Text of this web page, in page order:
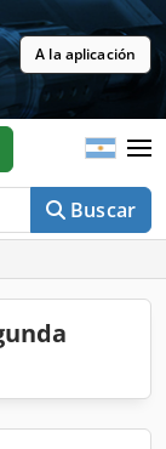
A la aplicación
Buscar